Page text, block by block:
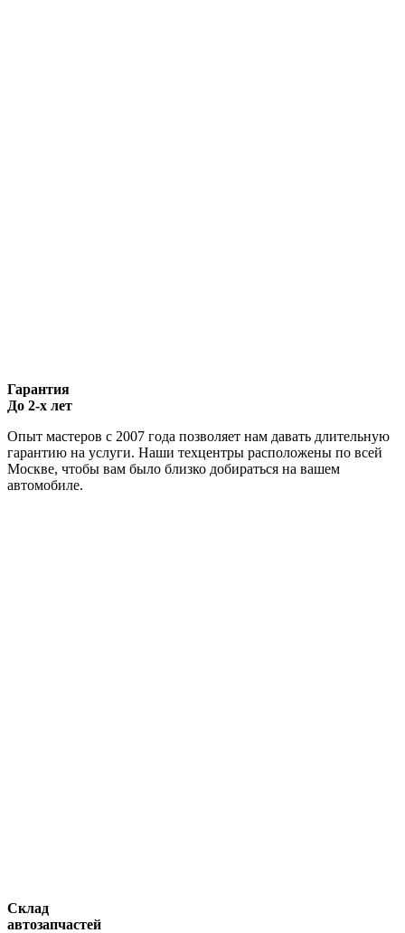
Гарантия
До 2-х лет
Опыт мастеров с 2007 года позволяет нам давать длительную
гарантию на услуги. Наши техцентры расположены по всей
Москве, чтобы вам было близко добираться на вашем
автомобиле.
Склад
автозапчастей